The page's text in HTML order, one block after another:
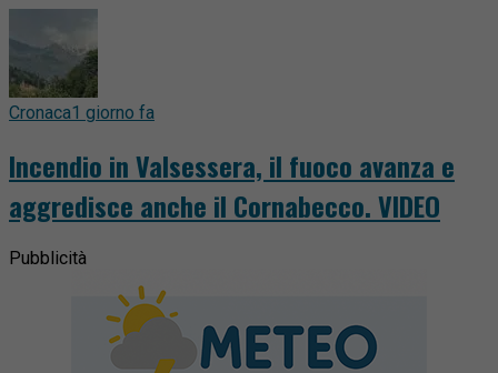
Cronaca1 giorno fa
Incendio in Valsessera, il fuoco avanza e
aggredisce anche il Cornabecco. VIDEO
Pubblicità